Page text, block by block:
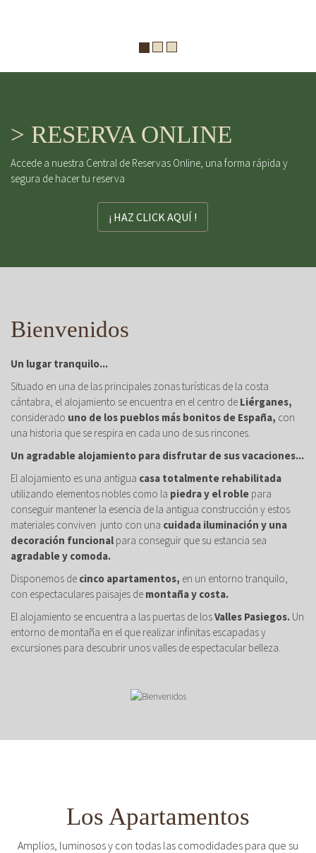
> RESERVA ONLINE
Accede a nuestra Central de Reservas Online, una forma rápida y
segura de hacer tu reserva
¡ HAZ CLICK AQUÍ !
Bienvenidos
Un lugar tranquilo...
Situado en una de las principales zonas turísticas de la costa
cántabra, el alojamiento se encuentra en el centro de Liérganes,
considerado uno de los pueblos más bonitos de España, con
una historia que se respira en cada uno de sus rincones.
Un agradable alojamiento para disfrutar de sus vacaciones...
El alojamiento es una antigua casa totalmente rehabilitada
utilizando elementos nobles como la piedra y el roble para
conseguir mantener la esencia de la antigua construcción y estos
materiales conviven junto con una cuidada iluminación y una
decoración funcional para conseguir que su estancia sea
agradable y comoda.
Disponemos de cinco apartamentos, en un entorno tranquilo,
con espectaculares paisajes de montaña y costa.
El alojamiento se encuentra a las puertas de losValles Pasiegos. Un
entorno de montaña en el que realizar infinitas escapadas y
excursiones para descubrir unos valles de espectacular belleza.
Los Apartamentos
Amplios, luminosos y con todas las comodidades para que su